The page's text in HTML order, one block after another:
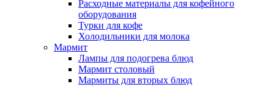
Расходные материалы для кофейного
оборудования
Турки для кофе
Холодильники для молока
Мармит
Лампы для подогрева блюд
Мармит столовый
Мармиты для вторых блюд